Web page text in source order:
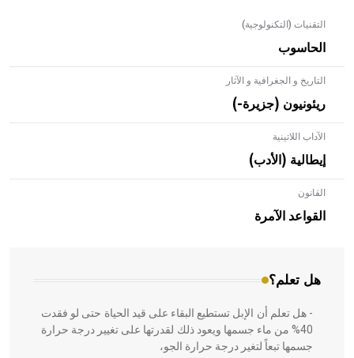
التقنيات (التكنولوجية)
الحاسوب
التاريخ و الجغرافية و الآثار
ريئونيون (جزيرة-)
الآداب اللاتينية
إيطالية (الأدب)
القانون
القواعد الآمرة
هل تعلم؟
- هل تعلم أن الأبلق نوع من الفنون الهندسية التي ارتبطت
بالعمارة الإسلامية في بلاد الشام ومصر خاصة، حيث يحرص
المعمار على بناء مداميكه وخاصة في الواجهات
- هل تعلم أن الإبل تستطيع البقاء على قيد الحياة حتى لو فقدت
40% من ماء جسمها ويعود ذلك لقدرتها على تغيير درجة حرارة
جسمها تبعاً لتغير درجة حرارة الجو،